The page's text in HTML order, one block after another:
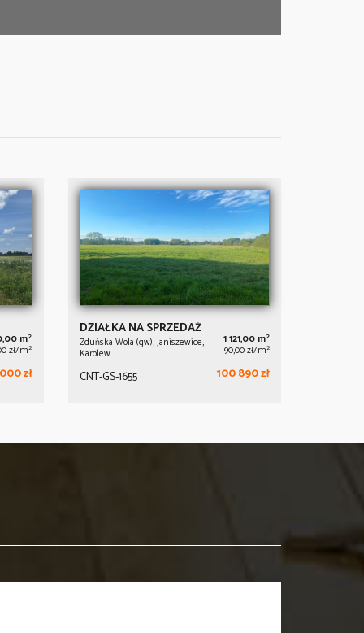
m2
zł/m2
zł
DZIAŁKA NA SPRZEDAŻ
Zduńska Wola (gw), Janiszewice,
Karolew
1 121,00 m2
90,00 zł/m2
CNT-GS-1655 100 890 zł